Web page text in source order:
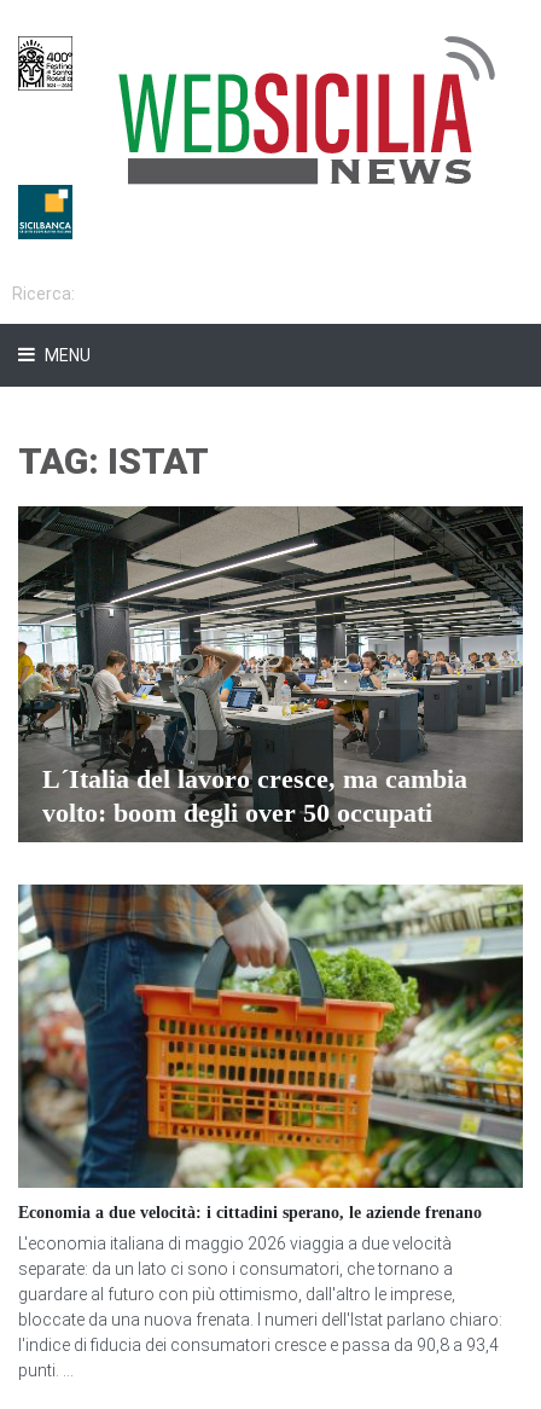
MENU
TAG: ISTAT
L´Italia del lavoro cresce, ma cambia
volto: boom degli over 50 occupati
Economia a due velocità: i cittadini sperano, le aziende frenano
L'economia italiana di maggio 2026 viaggia a due velocità
separate: da un lato ci sono i consumatori, che tornano a
guardare al futuro con più ottimismo, dall'altro le imprese,
bloccate da una nuova frenata. I numeri dell'Istat parlano chiaro:
l'indice di fiducia dei consumatori cresce e passa da 90,8 a 93,4
punti. ...